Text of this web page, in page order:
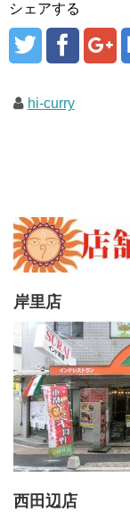
シェアする
hi-curry
岸里店
西田辺店